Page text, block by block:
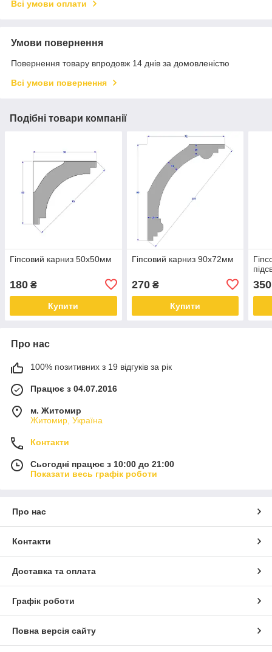
Всі умови оплати
Умови повернення
Повернення товару впродовж 14 днів за домовленістю
Всі умови повернення
Подібні товари компанії
Гіпсовий карниз 50х50мм
180 ₴
Купити
Гіпсовий карниз 90х72мм
270₴
Купити
350
Про нас
100% позитивних з 19 відгуків за рік
Працює з 04.07.2016
м. Житомир
Житомир, Україна
Контакти
Сьогодні працює з 10:00 до 21:00
Показати весь графік роботи
Про нас
Контакти
Доставка та оплата
Графік роботи
Повна версія сайту